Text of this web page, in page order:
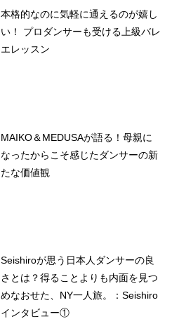
本格的なのに気軽に通えるのが嬉し
い！ プロダンサーも受ける上級バレ
エレッスン
MAIKO＆MEDUSAが語る！母親に
なったからこそ感じたダンサーの新
たな価値観
Seishiroが思う日本人ダンサーの良
さとは？得ることよりも内面を見つ
めなおせた、NY一人旅。：Seishiro
インタビュー①